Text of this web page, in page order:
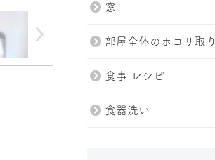
窓
部屋全体のホコリ取り
食事 レシピ
食器洗い